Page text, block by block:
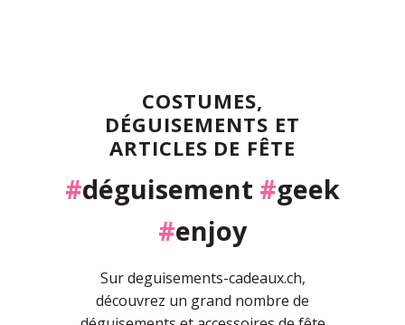
COSTUMES,
DÉGUISEMENTS ET
ARTICLES DE FÊTE
#déguisement #geek
#enjoy
Sur deguisements-cadeaux.ch,
découvrez un grand nombre de